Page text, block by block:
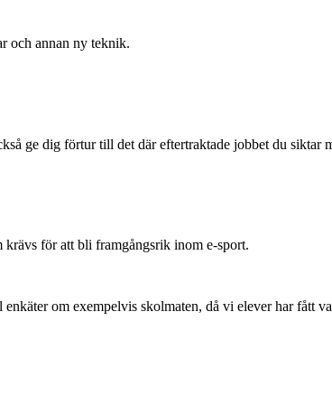
och annan ny teknik.
ge dig förtur till det där eftertraktade jobbet du siktar
för att bli framgångsrik inom e-sport.
om exempelvis skolmaten, då vi elever har fått